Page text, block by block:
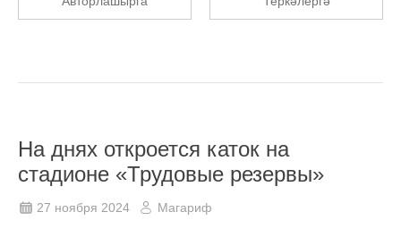
На днях откроется каток на
стадионе «Трудовые резервы»
27 ноября 2024 Магариф